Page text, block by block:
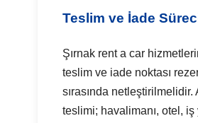
Teslim ve İade
Şırnak rent a car
teslim ve iade noktası
sırasında netleştirilmelidir.
teslimi; havalimanı, otel, iş